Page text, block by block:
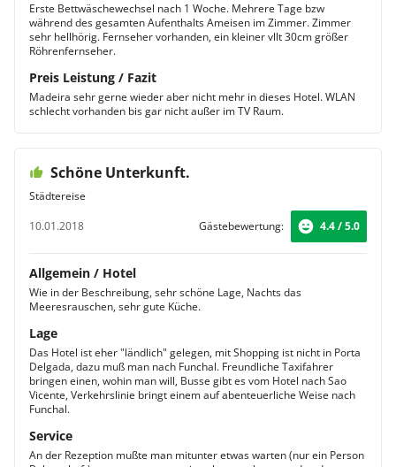
Erste Bettwäschewechsel nach 1 Woche. Mehrere Tage bzw
während des gesamten Aufenthalts Ameisen im Zimmer. Zimmer
sehr hellhörig. Fernseher vorhanden, ein kleiner vllt 30cm größer
Röhrenfernseher.
Preis Leistung / Fazit
Madeira sehr gerne wieder aber nicht mehr in dieses Hotel. WLAN
schlecht vorhanden bis gar nicht außer im TV Raum.
Schöne Unterkunft.
Städtereise
10.01.2018
Gästebewertung: 4.4 / 5.0
Allgemein / Hotel
Wie in der Beschreibung, sehr schöne Lage, Nachts das
Meeresrauschen, sehr gute Küche.
Lage
Das Hotel ist eher "ländlich" gelegen, mit Shopping ist nicht in Porta
Delgada, dazu muß man nach Funchal. Freundliche Taxifahrer
bringen einen, wohin man will, Busse gibt es vom Hotel nach Sao
Vicente, Verkehrslinie bringt einem auf abenteuerliche Weise nach
Funchal.
Service
An der Rezeption mußte man mitunter etwas warten (nur ein Person